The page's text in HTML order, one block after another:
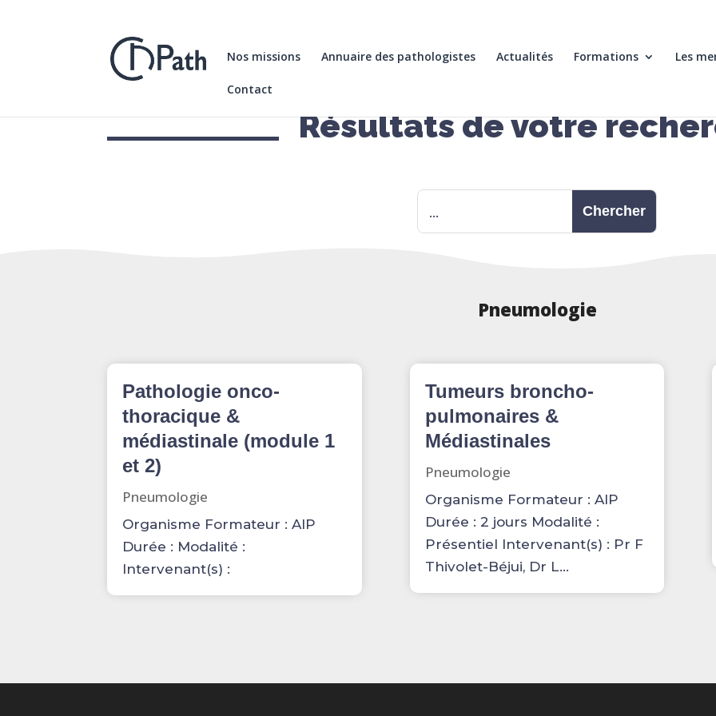
Nos missions Annuaire des pathologistes Actualités Formations Les
Contact
Résultats de votre
Pneumologie
Pathologie onco-
thoracique &
médiastinale (module 1
et 2)
Pneumologie
Organisme Formateur : AIP
Durée : Modalité :
Intervenant(s) :
Tumeurs broncho-
pulmonaires &
Médiastinales
Pneumologie
Organisme Formateur : AIP
Durée : 2 jours Modalité :
Présentiel Intervenant(s) : Pr F
Thivolet-Béjui, Dr L...